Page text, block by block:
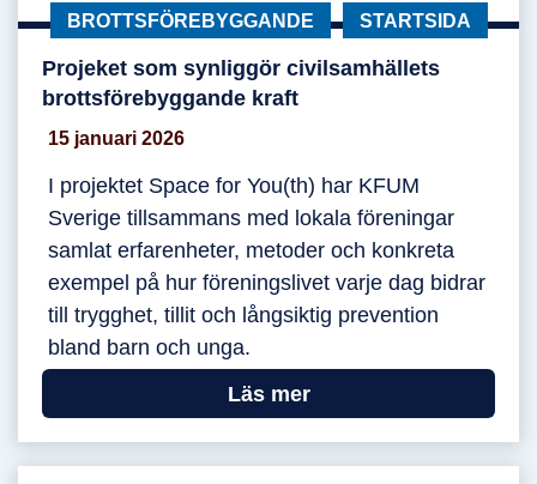
Projeket som synliggör civilsamhällets
brottsförebyggande kraft
Projeket som synliggör civilsamhällets
KATEGORI:
BROTTSFÖREBYGGANDE KATEGORI:
STARTSIDA
15 januari 2026
I projektet Space for You(th) har KFUM
Sverige tillsammans med lokala föreningar
samlat erfarenheter, metoder och konkreta
exempel på hur föreningslivet varje dag bidrar
till trygghet, tillit och långsiktig prevention
bland barn och unga.
Läs mer